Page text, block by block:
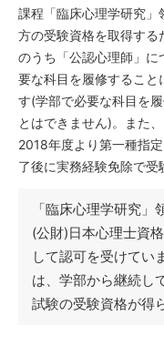
課程「臨床心理学研究」
方の受験資格を取得する
のうち「公認心理師」
要な科目を履修すること
す(学部で必要な科目を
とはできません)。また
2018年度より第一種指
了後に実務経験免除で受
「臨床心理学研究
(公財)日本心理士資
して認可を受けてい
は、学部から継続し
試験の受験資格が得